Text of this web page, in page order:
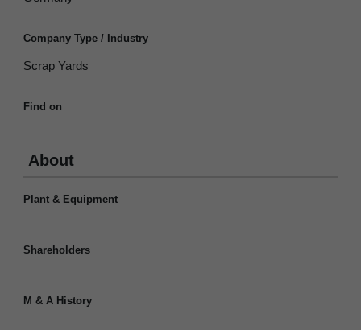
Company Type / Industry
Scrap Yards
Find on
About
Plant & Equipment
Shareholders
M & A History